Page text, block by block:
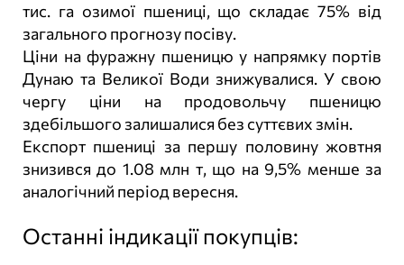
тис. га озимої пшениці, що складає 75% від
загального прогнозу посіву.
Ціни на фуражну пшеницю у напрямку портів
Дунаю та Великої Води знижувалися. У свою
чергу ціни на продовольчу пшеницю
здебільшого залишалися без суттєвих змін.
Експорт пшениці за першу половину жовтня
знизився до 1.08 млн т, що на 9,5% менше за
аналогічний період вересня.
Останні індикації покупців: